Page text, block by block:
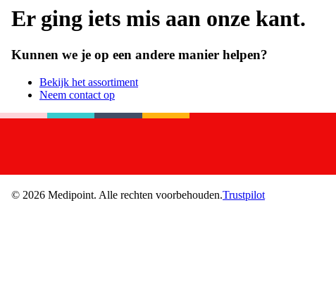
Er ging iets mis aan onze kant.
Kunnen we je op een andere manier helpen?
Bekijk het assortiment
Neem contact op
© 2026 Medipoint. Alle rechten voorbehouden.Trustpilot